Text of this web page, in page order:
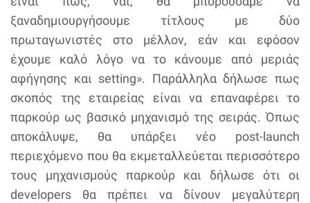
ξαναδημιουργήσουμε τίτλους με δύο
πρωταγωνιστές στο μέλλον, εάν και εφόσον
έχουμε καλό λόγο να το κάνουμε από μεριάς
αφήγησης και setting». Παράλληλα δήλωσε πως
σκοπός της εταιρείας είναι να επαναφέρει το
παρκούρ ως βασικό μηχανισμό της σειράς. Όπως
αποκάλυψε, θα υπάρξει νέο post-launch
περιεχόμενο που θα εκμεταλλεύεται περισσότερο
τους μηχανισμούς παρκούρ και δήλωσε ότι οι
developers θα πρέπει να δίνουν μεγαλύτερη